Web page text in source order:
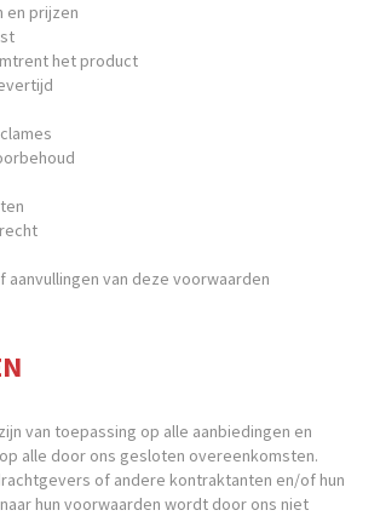
en prijzen
het product
aanvullingen van deze voorwaarden
van toepassing op alle aanbiedingen en
alle door ons gesloten overeenkomsten.
of andere kontraktanten en/of hun
hun voorwaarden wordt door ons niet